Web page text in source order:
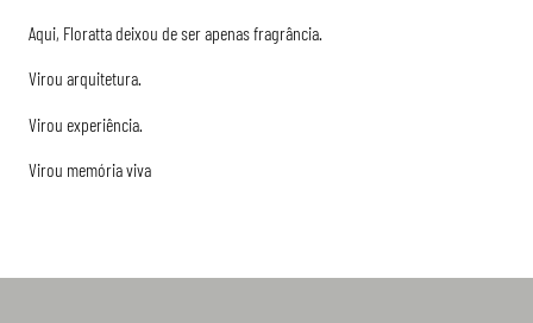
Aqui, Floratta deixou de ser apenas fragrância.
Virou arquitetura.
Virou experiência.
Virou memória viva